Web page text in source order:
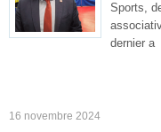
Sports,
dernier a
16 novembre 2024